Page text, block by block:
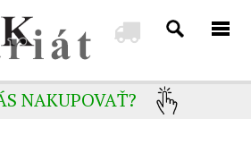
NAKUPOVAŤ?